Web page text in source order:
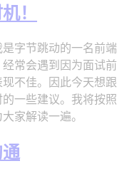
！
字节跳动的一名前
常会遇到因为面试
不佳。因此今天想
一些建议。我将按
家解读一遍。